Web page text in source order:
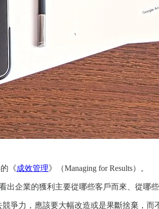
《成效管理》（Managing for Results）。
出企業的獲利主要從哪些客戶而來、從哪
爭力，應該要大幅改造或是果斷捨棄，而